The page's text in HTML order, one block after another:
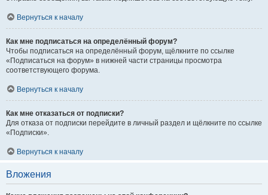
Вернуться к началу
Как мне подписаться на определённый форум?
Чтобы подписаться на определённый форум, щёлкните по ссылке
«Подписаться на форум» в нижней части страницы просмотра
соответствующего форума.
Вернуться к началу
Как мне отказаться от подписки?
Для отказа от подписки перейдите в личный раздел и щёлкните по ссылке
«Подписки».
Вернуться к началу
Вложения